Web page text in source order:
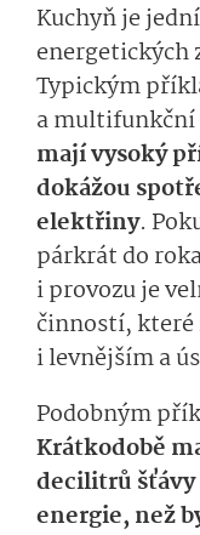
Kuchyň je
energetických
Typickým
a
mají vysoký
dokážou
elektřiny.
párkrát do
i provozu je
činností, které
i levnějším a
Podobným
Krátkodobě
decilitrů šťávy
energie, než